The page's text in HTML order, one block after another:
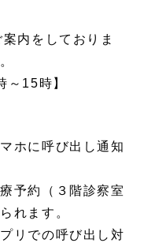
内をしておりま
15時】
ホに呼び出し通知
予約（３階診察室
れます。
リでの呼び出し対